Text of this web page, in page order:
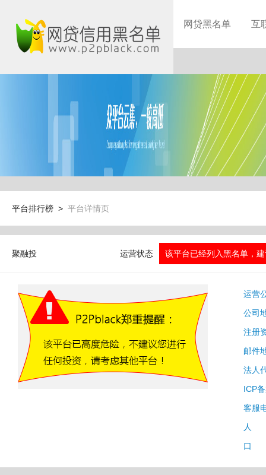
网贷黑名单 互
平台排行榜 > 平台详情页
聚融投 运营状态 该平台已经列入黑名单，
运营
公司
注册
邮件
法人
ICP
客服
人
口